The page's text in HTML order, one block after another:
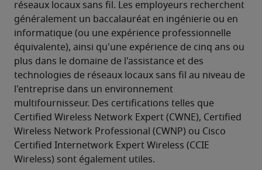
réseaux locaux sans fil. Les employeurs recherchent
généralement un baccalauréat en ingénierie ou en
informatique (ou une expérience professionnelle
équivalente), ainsi qu'une expérience de cinq ans ou
plus dans le domaine de l'assistance et des
technologies de réseaux locaux sans fil au niveau de
l'entreprise dans un environnement
multifournisseur. Des certifications telles que
Certified Wireless Network Expert (CWNE), Certified
Wireless Network Professional (CWNP) ou Cisco
Certified Internetwork Expert Wireless (CCIE
Wireless) sont également utiles.